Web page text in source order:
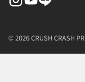
© 2026 CRUSH CRASH